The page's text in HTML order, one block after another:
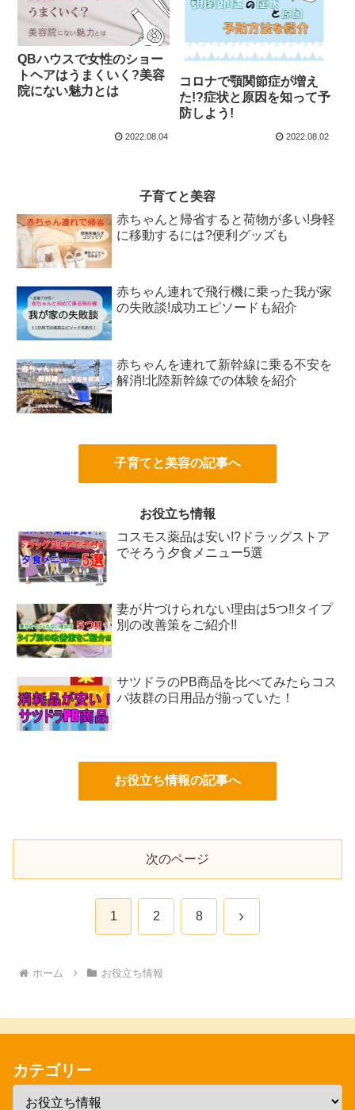
QBハウスで女性のショー
トヘアはうまくいく?美容
院にない魅力とは
2022.08.04
コロナで顎関節症が増え
た!?症状と原因を知って予
防しよう!
2022.08.02
子育てと美容
赤ちゃんと帰省すると荷物が多い!身軽
に移動するには?便利グッズも
赤ちゃん連れで飛行機に乗った我が家
の失敗談!成功エピソードも紹介
赤ちゃんを連れて新幹線に乗る不安を
解消!北陸新幹線での体験を紹介
子育てと美容の記事へ
お役立ち情報
コスモス薬品は安い!?ドラッグストア
でそろう夕食メニュー5選
妻が片づけられない理由は5つ‼タイプ
別の改善策をご紹介!!
サツドラのPB商品を比べてみたらコス
パ抜群の日用品が揃っていた！
お役立ち情報の記事へ
次のページ
1 2 8 次
ホーム お役立ち情報
カテゴリー